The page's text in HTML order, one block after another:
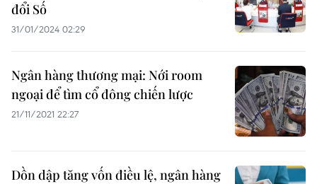
đổi Số
31/01/2024 02:29
Ngân hàng thương mại: Nới room
ngoại để tìm cổ đông chiến lược
21/11/2021 22:27
Dồn dập tăng vốn điều lệ, ngân hàng